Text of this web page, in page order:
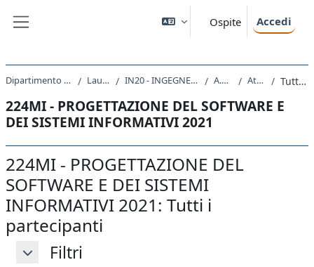
Ospite Accedi
Dipartimento di Ingegneria e Architettura Laurea Magistrale IN20 - INGEGNERIA ELETTRONICA E INFORMATICA A.A. 2021 - 2022 Attività recente Tutti i partecipanti
224MI - PROGETTAZIONE DEL SOFTWARE E
DEI SISTEMI INFORMATIVI 2021
224MI - PROGETTAZIONE DEL
SOFTWARE E DEI SISTEMI
INFORMATIVI 2021: Tutti i
partecipanti
Filtri
Filtri Filtri